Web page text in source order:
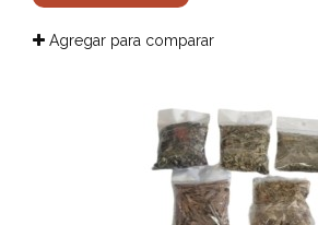
Agregar para comparar